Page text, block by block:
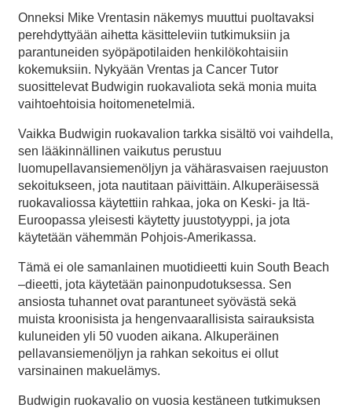
Onneksi Mike Vrentasin näkemys muuttui puoltavaksi
perehdyttyään aihetta käsitteleviin tutkimuksiin ja
parantuneiden syöpäpotilaiden henkilökohtaisiin
kokemuksiin. Nykyään Vrentas ja Cancer Tutor
suosittelevat Budwigin ruokavaliota sekä monia muita
vaihtoehtoisia hoitomenetelmiä.
Vaikka Budwigin ruokavalion tarkka sisältö voi vaihdella,
sen lääkinnällinen vaikutus perustuu
luomupellavansiemenöljyn ja vähärasvaisen raejuuston
sekoitukseen, jota nautitaan päivittäin. Alkuperäisessä
ruokavaliossa käytettiin rahkaa, joka on Keski- ja Itä-
Euroopassa yleisesti käytetty juustotyyppi, ja jota
käytetään vähemmän Pohjois-Amerikassa.
Tämä ei ole samanlainen muotidieetti kuin South Beach
–dieetti, jota käytetään painonpudotuksessa. Sen
ansiosta tuhannet ovat parantuneet syövästä sekä
muista kroonisista ja hengenvaarallisista sairauksista
kuluneiden yli 50 vuoden aikana. Alkuperäinen
pellavansiemenöljyn ja rahkan sekoitus ei ollut
varsinainen makuelämys.
Budwigin ruokavalio on vuosia kestäneen tutkimuksen